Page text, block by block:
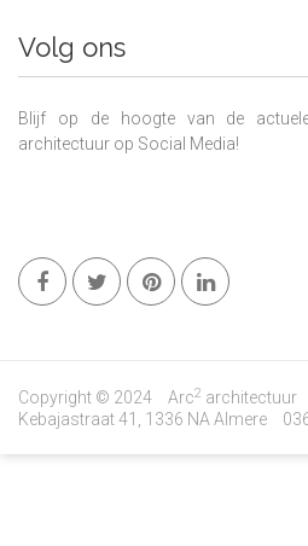
Volg ons
Blijf op de hoogte van de
architectuur op Social Media!
Copyright © 2024 Arc2 architectuur
Kebajastraat 41, 1336 NA Almere